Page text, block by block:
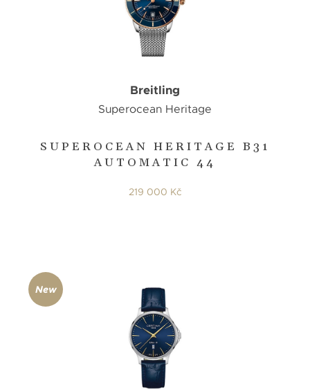
SUPEROCEAN HERITAGE B31
AUTOMATIC 44
Breitling
Superocean Heritage
219 000 Kč
New